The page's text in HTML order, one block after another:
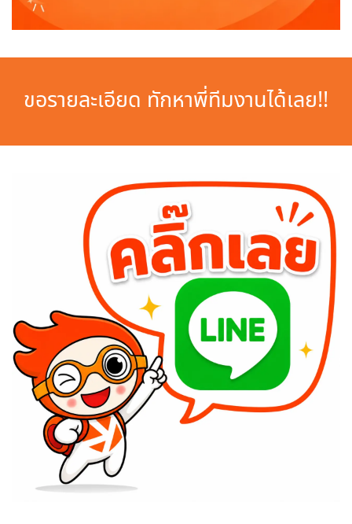
ขอรายละเอียด ทักหาพี่ทีมงานได้เลย!!